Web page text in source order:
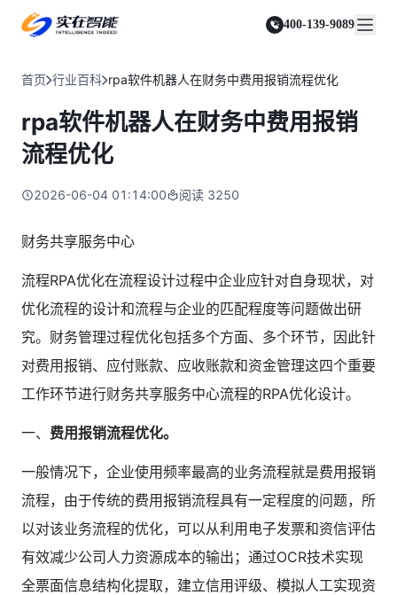
400-139-9089
人人都会用的智能体
智能文档审阅平台
实在 RPA 机器人
可靠的机器人终端
实在 RPA 控制器
强大的智能中枢
全面支持国产信创生态
实在取数宝
一键提数整合，洞察更高效
通信运营商
零售电商
跨境电商
能源及制造业
医药行业
金融
运营商
客服坐席 | 自动跟单 | 系统运维 | 智能审核
店铺运营 | 私域运营 | 数据运营 | 仓储管理
统计税务 | 行政审批 | 基层减负 | 优化营商
烟草
资质审核 | 合同审核 | 一项一卷 | 智慧人力
制造业
订单生成 | 库存管控 | 物流监控 | 风险监测
司法
人才培养 | 智能教具 | 智能实训 | 课程共创
智能票据 | 自动报税 | 自动存单 | 智能审计
资源与支持
实在学院
智能体市场
合作伙伴
客户支持
关于实在
媒体报道
视频动态
加入我们
首页 行业百科 rpa软件机器人在财务中费用报销流程优化
rpa软件机器人在财务中费用报销
流程优化
2026-06-04 01:14:00 阅读 3250
财务共享服务中心
流程RPA优化在流程设计过程中企业应针对自身现状，对
优化流程的设计和流程与企业的匹配程度等问题做出研
究。财务管理过程优化包括多个方面、多个环节，因此针
对费用报销、应付账款、应收账款和资金管理这四个重要
工作环节进行财务共享服务中心流程的RPA优化设计。
一、 费用报销流程优化。
一般情况下，企业使用频率最高的业务流程就是费用报销
流程，由于传统的费用报销流程具有一定程度的问题，所
以对该业务流程的优化，可以从利用电子发票和资信评估
有效减少公司人力资源成本的输出；通过OCR技术实现
全票面信息结构化提取，建立信用评级、模拟人工实现资